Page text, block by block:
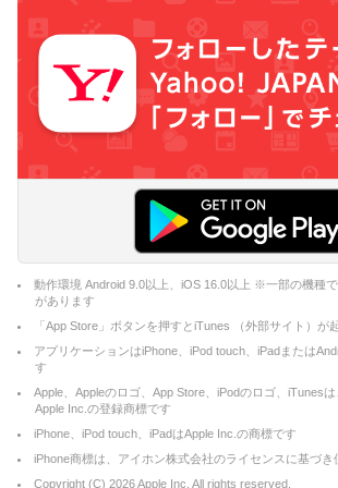
動作環境 Android 9.0以上、iOS 16.0以上 ※一部の機種
があります
「App Store」ボタンを押すとiTunes （外部サイト）が
アプリケーションはiPhone、iPod touch、iPadまたは
す
Apple、Appleのロゴ、App Store、iPodのロゴ、iTunes
Apple Inc.の登録商標です
iPhone、iPod touch、iPadはApple Inc.の商標です
iPhone商標は、アイホン株式会社のライセンスに基づき
Copyright (C) 2026Apple Inc. All rights reserved.